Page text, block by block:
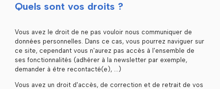
Quels sont vos droits ?
Vous avez le droit de ne pas vouloir nous communiquer de
données personnelles. Dans ce cas, vous pourrez naviguer sur
ce site, cependant vous n'aurez pas accès à l'ensemble de
ses fonctionnalités (adhérer à la newsletter par exemple,
demander à être recontacté(e), …)
Vous avez un droit d'accès, de correction et de retrait de vos